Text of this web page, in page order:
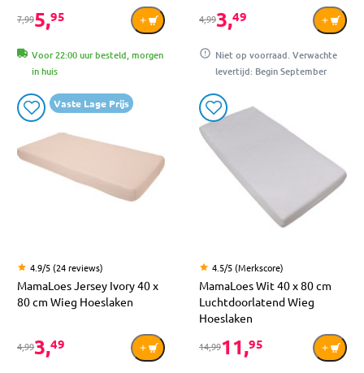
7,995,95
Voor 22:00 uur besteld, morgen
in huis
4,993,49
Niet op voorraad. Verwachte
levertijd: Begin September
Vaste Lage Prijs
4.9/5 (24 reviews)
MamaLoes Jersey Ivory 40 x
80 cm Wieg Hoeslaken
4,993,49
4.5/5 (Merkscore)
MamaLoes Wit 40 x 80 cm
Luchtdoorlatend Wieg
Hoeslaken
14,9911,95